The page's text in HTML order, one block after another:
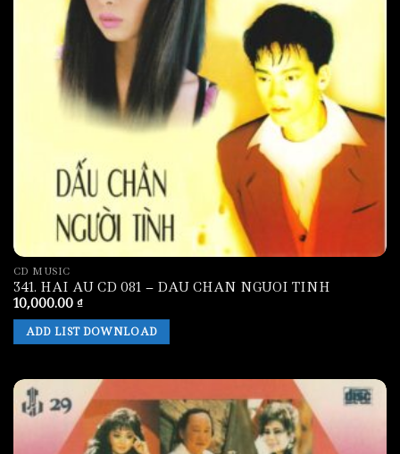
CD MUSIC
341. HAI AU CD 081 – DAU CHAN NGUOI TINH
10,000.00 ₫
ADD LIST DOWNLOAD